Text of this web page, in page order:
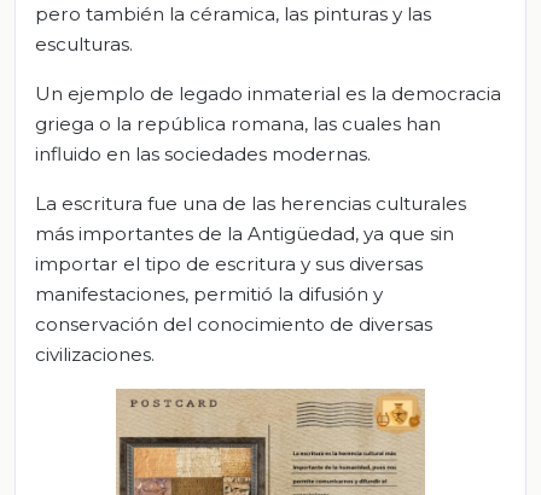
pero también la céramica, las pinturas y las
esculturas.
Un ejemplo de legado inmaterial es la democracia
griega o la república romana, las cuales han
influido en las sociedades modernas.
La escritura fue una de las herencias culturales
más importantes de la Antigüedad, ya que sin
importar el tipo de escritura y sus diversas
manifestaciones, permitió la difusión y
conservación del conocimiento de diversas
civilizaciones.